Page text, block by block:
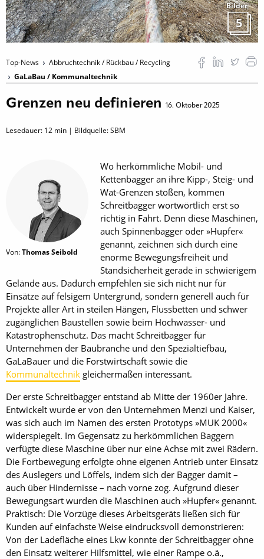
Bilder
5
Top-News
Abbruchtechnik / Rückbau / Recycling
GaLaBau / Kommunaltechnik
Grenzen neu definieren 16. Oktober 2025
Lesedauer: 12 min | Bildquelle: SBM
Von:Thomas Seibold
Wo herkömmliche Mobil- und
Kettenbagger an ihre Kipp-, Steig- und
Wat-Grenzen stoßen, kommen
Schreitbagger wortwörtlich erst so
richtig in Fahrt. Denn diese Maschinen,
auch Spinnenbagger oder »Hupfer«
genannt, zeichnen sich durch eine
enorme Bewegungsfreiheit und
Standsicherheit gerade in schwierigem
Gelände aus. Dadurch empfehlen sie sich nicht nur für
Einsätze auf felsigem Untergrund, sondern generell auch für
Projekte aller Art in steilen Hängen, Flussbetten und schwer
zugänglichen Baustellen sowie beim Hochwasser- und
Katastrophenschutz. Das macht Schreitbagger für
Unternehmen der Baubranche und den Spezialtiefbau,
GaLaBauer und die Forstwirtschaft sowie die
Kommunaltechnik gleichermaßen interessant.
Der erste Schreitbagger entstand ab Mitte der 1960er Jahre.
Entwickelt wurde er von den Unternehmen Menzi und Kaiser,
was sich auch im Namen des ersten Prototyps »MUK 2000«
widerspiegelt. Im Gegensatz zu herkömmlichen Baggern
verfügte diese Maschine über nur eine Achse mit zwei Rädern.
Die Fortbewegung erfolgte ohne eigenen Antrieb unter Einsatz
des Auslegers und Löffels, indem sich der Bagger damit –
auch über Hindernisse – nach vorne zog. Aufgrund dieser
Bewegungsart wurden die Maschinen auch »Hupfer« genannt.
Praktisch: Die Vorzüge dieses Arbeitsgeräts ließen sich für
Kunden auf einfachste Weise eindrucksvoll demonstrieren:
Von der Ladefläche eines Lkw konnte der Schreitbagger ohne
den Einsatz weiterer Hilfsmittel, wie einer Rampe o.ä.,